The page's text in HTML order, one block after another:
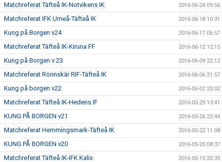
Matchreferat Täfteå IK-Notvikens IK 2016-06-24 09:56
Matchreferat IFK Umeå-Täfteå IK 2016-06-18 10:31
Kung på Borgen v24 2016-06-17 06:57
Matchreferat Täfteå IK-Kiruna FF 2016-06-12 12:15
Kung på Borgen v 23 2016-06-09 22:12
Matchreferat Rönnskär RIF-Täfteå IK 2016-06-06 21:57
Kung på borgen v22 2016-06-02 23:02
Matchreferat Täfteå IK-Hedens IF 2016-05-29 13:41
KUNG PÅ BORGEN v21 2016-05-26 22:44
Matchreferat Hemmingsmark-Täfteå IK 2016-05-22 11:08
KUNG PÅ BORGEN v20 2016-05-20 08:37
Matchreferat Täfteå IK-IFK Kalix 2016-05-15 20:35